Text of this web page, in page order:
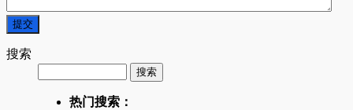
搜索
热门搜索：